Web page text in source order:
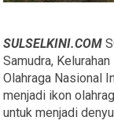
SULSELKINI.COM
Samudra,
Olahraga Nasional
menjadi ikon
untuk menjadi